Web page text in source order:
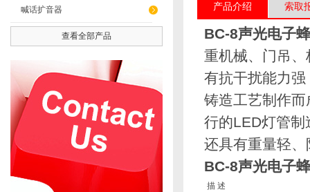
喊话扩音器
查看全部产品
产品介绍 索取
BC-8声光电子
重机械、门吊
有抗干扰能力
铸造工艺制作
行的LED灯管
还具有重量轻
BC-8声光电子
描 述